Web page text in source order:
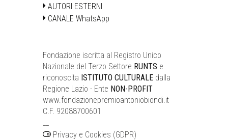
AUTORI ESTERNI
CANALE WhatsApp
Fondazione iscritta al Registro Unico
Nazionale del Terzo Settore RUNTS e
riconoscita ISTITUTO CULTURALE dalla
Regione Lazio - Ente NON-PROFIT
www.fondazionepremioantoniobiondi.it
C.F. 92088700601
Privacy e Cookies (GDPR)